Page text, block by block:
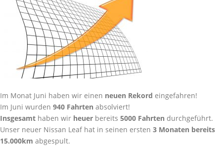
Im Monat Juni haben wir einen neuen Rekord eingefahren!
Im Juni wurden 940 Fahrten absolviert!
Insgesamt haben wir heuer bereits 5000 Fahrten durchgeführt.
Unser neuer Nissan Leaf hat in seinen ersten 3 Monaten bereits
15.000km abgespult.